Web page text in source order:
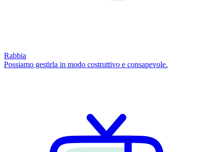
Rabbia
Possiamo gestirla in modo costruttivo e consapevole.